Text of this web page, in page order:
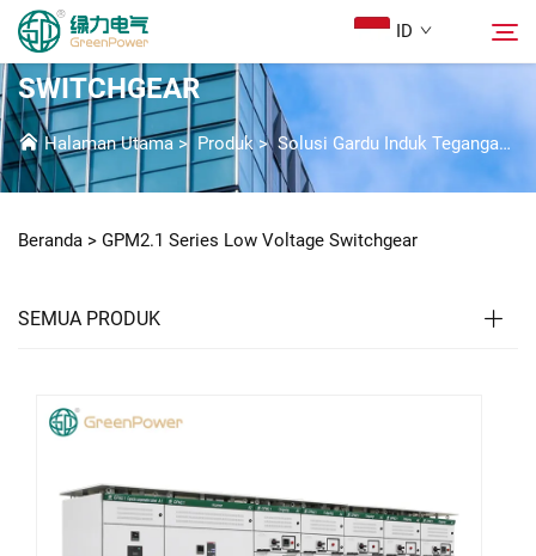
ID
Produk
Unduh
Hubungi Kami
GPM2.1 SERIES LOW VOLTAGE
SWITCHGEAR
Halaman Utama> Produk > Solusi Gardu Induk Tegangan Rendah
Beranda > GPM2.1 Series Low Voltage Switchgear
SEMUA PRODUK